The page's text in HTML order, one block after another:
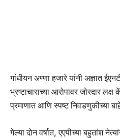
गांधीयन अण्णा हजारे यांनी अज्ञात
भ्रष्टाचाराच्या आरोपावर जोरदार लक्ष
प्रमाणात आणि स्पष्ट निवडणुकीच्या
गेल्या दोन वर्षात, एएपीच्या बहुतांश